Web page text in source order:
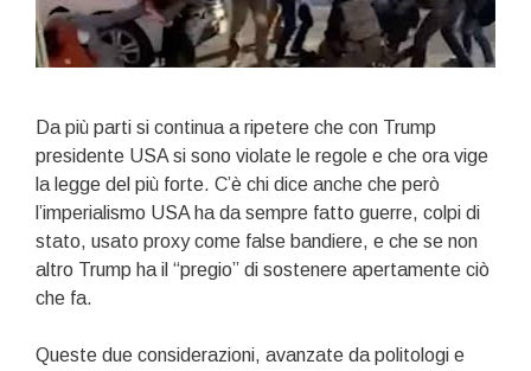
Da più parti si continua a ripetere che con Trump
presidente USA si sono violate le regole e che ora vige
la legge del più forte. C’è chi dice anche che però
l’imperialismo USA ha da sempre fatto guerre, colpi di
stato, usato proxy come false bandiere, e che se non
altro Trump ha il “pregio” di sostenere apertamente ciò
che fa.
Queste due considerazioni, avanzate da politologi e